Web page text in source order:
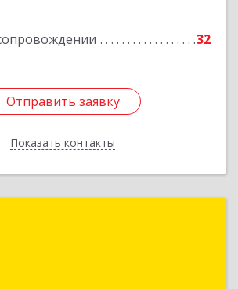
32
Отправить заявку
Показать контакты
Отправить заявку
Назад
обл, Алексеевский р-н,